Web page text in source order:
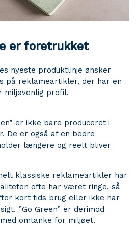
er foretrukket
nyeste produktlinje ønsker
på reklameartikler, der har en
profil.
er ikke bare produceret i
De er også af en bedre
længere og reelt bliver
klassiske reklameartikler har
ofte har været ringe, så
kort tids brug eller ikke har
”Go Green” er derimod
omtanke for miljøet.